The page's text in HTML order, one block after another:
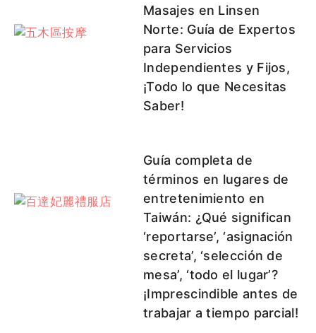
Masajes en Linsen
Norte: Guía de Expertos
para Servicios
Independientes y Fijos,
¡Todo lo que Necesitas
Saber!
Guía completa de
términos en lugares de
entretenimiento en
Taiwán: ¿Qué significan
‘reportarse’, ‘asignación
secreta’, ‘selección de
mesa’, ‘todo el lugar’?
¡Imprescindible antes de
trabajar a tiempo parcial!